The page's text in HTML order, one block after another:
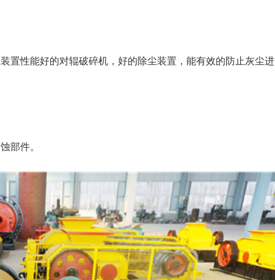
置性能好的对辊破碎机，好的除尘装置，能有效的防止灰尘进
部件。